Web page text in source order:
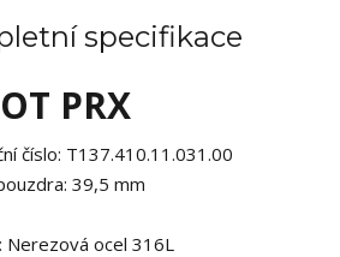
specifikace
PRX
číslo: T137.410.11.031.00
39,5 mm
Nerezová ocel 316L